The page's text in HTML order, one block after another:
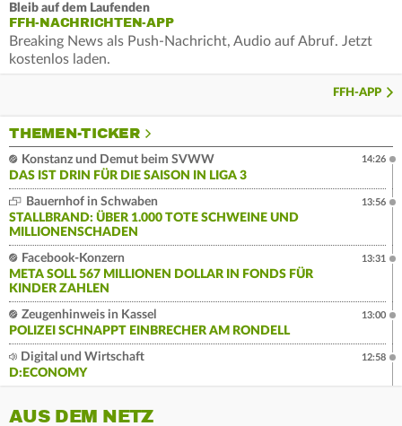
Bleib auf dem Laufenden
FFH-NACHRICHTEN-APP
Breaking News als Push-Nachricht, Audio auf Abruf. Jetzt
kostenlos laden.
FFH-APP
THEMEN-TICKER
Konstanz und Demut beim SVWW
DAS IST DRIN FÜR DIE SAISON IN LIGA 3
14:26
Bauernhof in Schwaben
STALLBRAND: ÜBER 1.000 TOTE SCHWEINE UND
MILLIONENSCHADEN
13:56
Facebook-Konzern
META SOLL 567 MILLIONEN DOLLAR IN FONDS FÜR
KINDER ZAHLEN
13:31
Zeugenhinweis in Kassel
POLIZEI SCHNAPPT EINBRECHER AM RONDELL
13:00
Digital und Wirtschaft
D:ECONOMY
12:58
AUS DEM NETZ